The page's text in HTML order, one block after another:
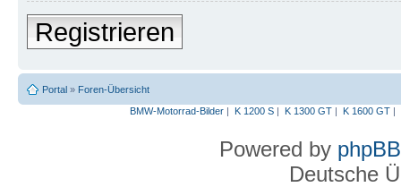
Registrieren
Portal » Foren-Übersicht
BMW-Motorrad-Bilder| K 1200 S| K 1300 GT| K 1600 GT|
Powered by phpBB
Deutsche